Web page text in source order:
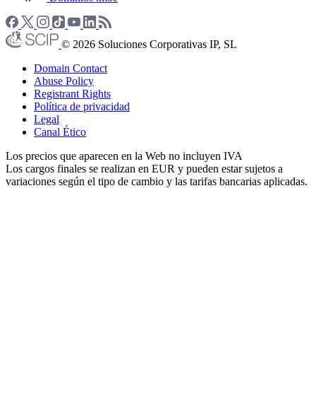
© 2026 Soluciones Corporativas IP, SL
Domain Contact
Abuse Policy
Registrant Rights
Política de privacidad
Legal
Canal Ético
Los precios que aparecen en la Web no incluyen IVA
Los cargos finales se realizan en EUR y pueden estar sujetos a
variaciones según el tipo de cambio y las tarifas bancarias aplicadas.